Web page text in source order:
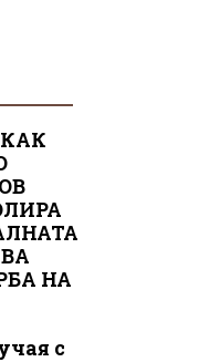
НА
с